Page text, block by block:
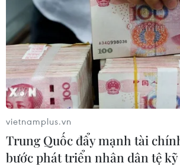
vietnamplus.vn
Trung Quốc đẩy mạnh tài
bước phát triển nhân dân tệ